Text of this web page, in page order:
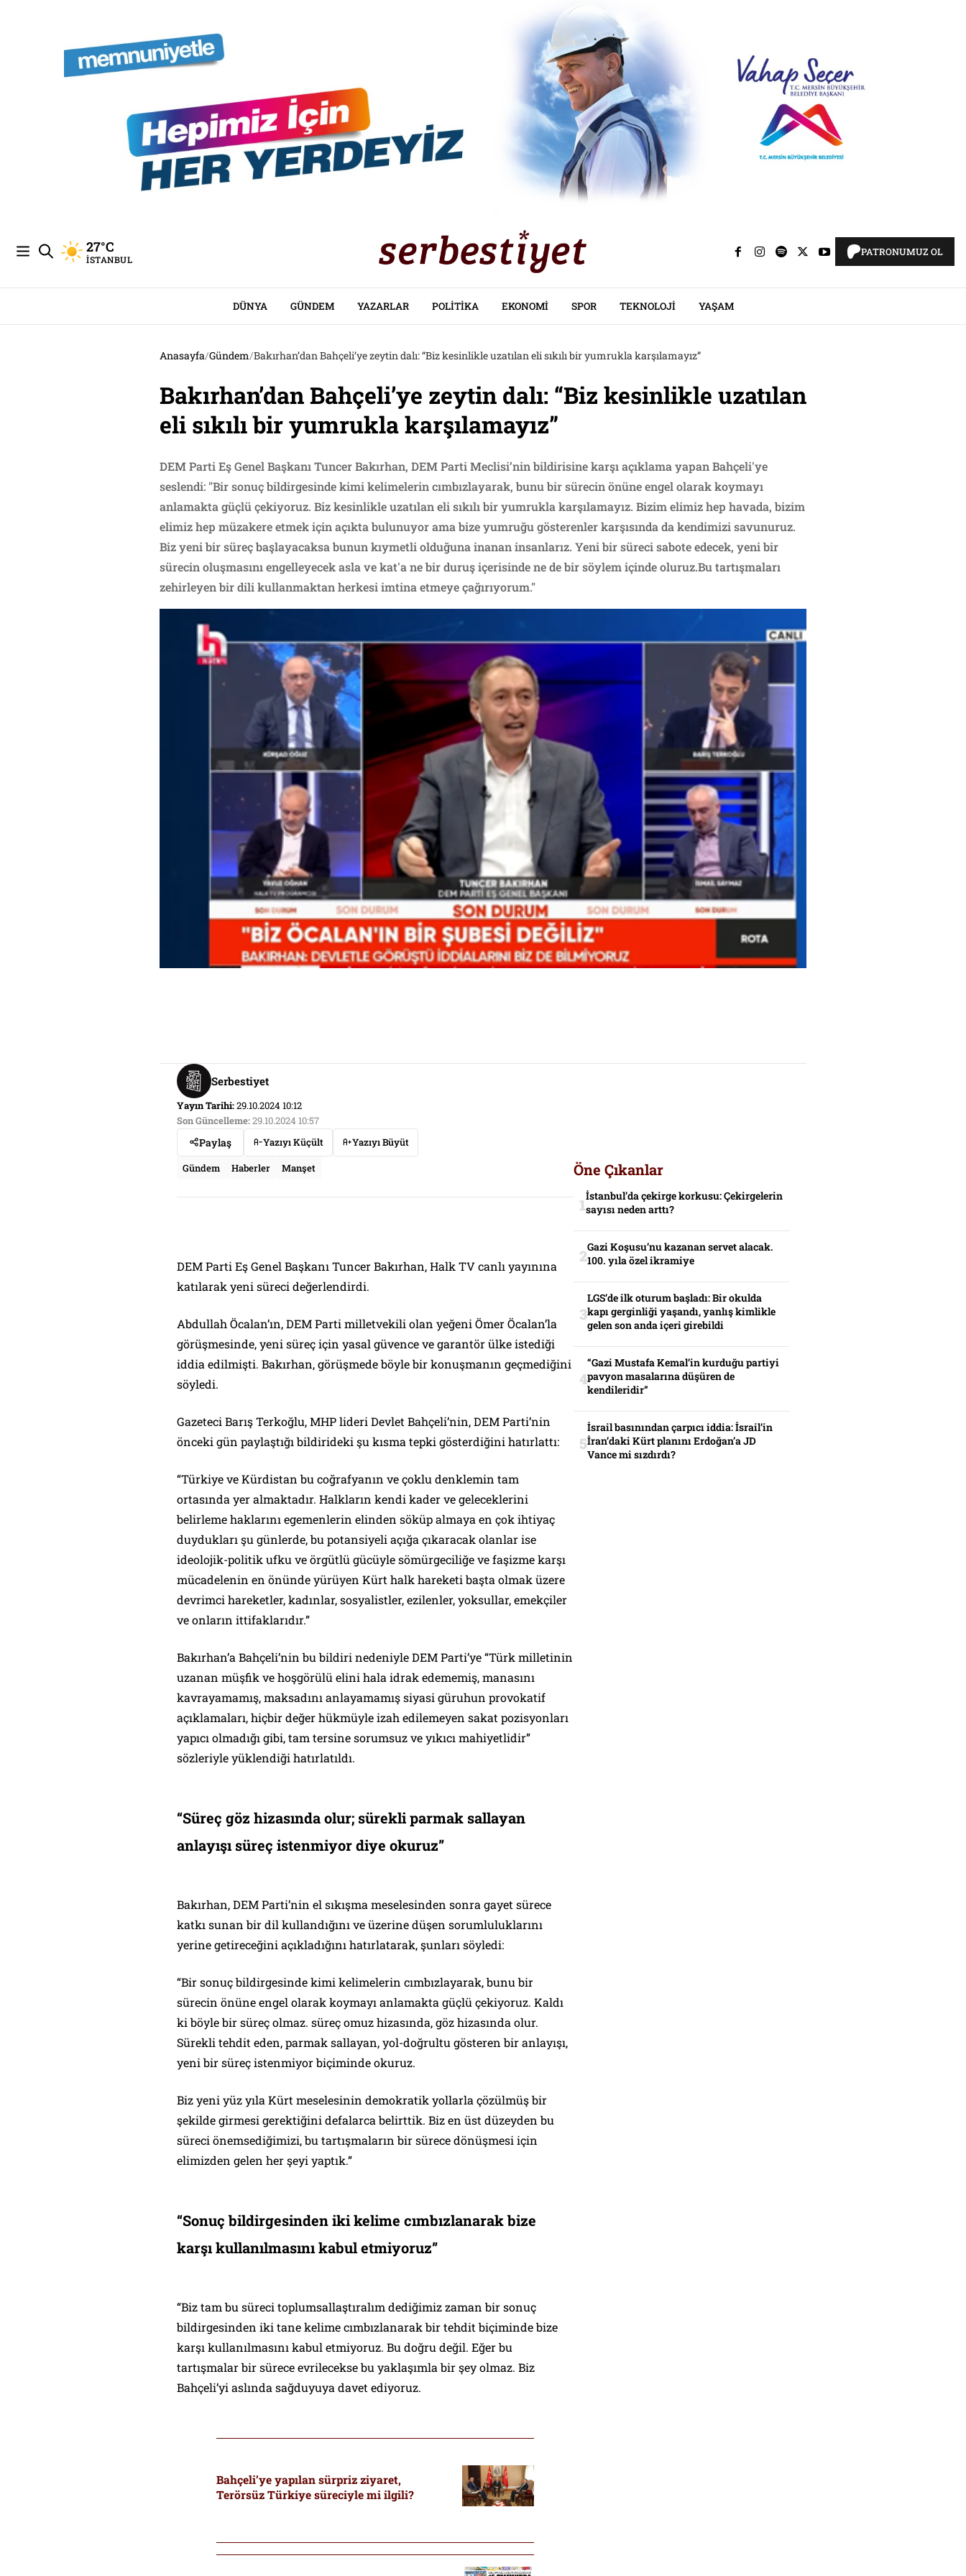
27°C
İSTANBUL
PATRONUMUZ OL
DÜNYA GÜNDEM YAZARLAR POLITIKA EKONOMI SPOR TEKNOLOJI YAŞAM
Anasayfa/Gündem/Bakırhan’dan Bahçeli’ye zeytin dalı: “Biz kesinlikle uzatılan eli sıkılı bir yumrukla karşılamayız”
Bakırhan’dan Bahçeli’ye zeytin dalı: “Biz kesinlikle uzatılan
eli sıkılı bir yumrukla karşılamayız”
DEM Parti Eş Genel Başkanı Tuncer Bakırhan, DEM Parti Meclisi’nin bildirisine karşı açıklama yapan Bahçeli'ye
seslendi: "Bir sonuç bildirgesinde kimi kelimelerin cımbızlayarak, bunu bir sürecin önüne engel olarak koymayı
anlamakta güçlü çekiyoruz. Biz kesinlikle uzatılan eli sıkılı bir yumrukla karşılamayız. Bizim elimiz hep havada, bizim
elimiz hep müzakere etmek için açıkta bulunuyor ama bize yumruğu gösterenler karşısında da kendimizi savunuruz.
Biz yeni bir süreç başlayacaksa bunun kıymetli olduğuna inanan insanlarız. Yeni bir süreci sabote edecek, yeni bir
sürecin oluşmasını engelleyecek asla ve kat'a ne bir duruş içerisinde ne de bir söylem içinde oluruz.Bu tartışmaları
zehirleyen bir dili kullanmaktan herkesi imtina etmeye çağırıyorum."
Serbestiyet
Yayın Tarihi:29.10.2024 10:12
Son Güncelleme:29.10.2024 10:57
Paylaş Yazıyı Küçült
Yazıyı Büyüt
Gündem
Haberler Manşet
DEM Parti Eş Genel Başkanı Tuncer Bakırhan, Halk TV canlı yayınına
katılarak yeni süreci değerlendirdi.
Abdullah Öcalan’ın, DEM Parti milletvekili olan yeğeni Ömer Öcalan’la
görüşmesinde, yeni süreç için yasal güvence ve garantör ülke istediği
iddia edilmişti. Bakırhan, görüşmede böyle bir konuşmanın geçmediğini
söyledi.
Gazeteci Barış Terkoğlu, MHP lideri Devlet Bahçeli’nin, DEM Parti’nin
önceki gün paylaştığı bildirideki şu kısma tepki gösterdiğini hatırlattı:
“Türkiye ve Kürdistan bu coğrafyanın ve çoklu denklemin tam
ortasında yer almaktadır. Halkların kendi kader ve geleceklerini
belirleme haklarını egemenlerin elinden söküp almaya en çok ihtiyaç
duydukları şu günlerde, bu potansiyeli açığa çıkaracak olanlar ise
ideolojik-politik ufku ve örgütlü gücüyle sömürgeciliğe ve faşizme karşı
mücadelenin en önünde yürüyen Kürt halk hareketi başta olmak üzere
devrimci hareketler, kadınlar, sosyalistler, ezilenler, yoksullar, emekçiler
ve onların ittifaklarıdır.”
Bakırhan’a Bahçeli’nin bu bildiri nedeniyle DEM Parti’ye “Türk milletinin
uzanan müşfik ve hoşgörülü elini hala idrak edememiş, manasını
kavrayamamış, maksadını anlayamamış siyasi güruhun provokatif
açıklamaları, hiçbir değer hükmüyle izah edilemeyen sakat pozisyonları
yapıcı olmadığı gibi, tam tersine sorumsuz ve yıkıcı mahiyetlidir”
sözleriyle yüklendiği hatırlatıldı.
“Süreç göz hizasında olur; sürekli parmak sallayan
anlayışı süreç istenmiyor diye okuruz”
Bakırhan, DEM Parti’nin el sıkışma meselesinden sonra gayet sürece
katkı sunan bir dil kullandığını ve üzerine düşen sorumluluklarını
yerine getireceğini açıkladığını hatırlatarak, şunları söyledi:
“Bir sonuç bildirgesinde kimi kelimelerin cımbızlayarak, bunu bir
sürecin önüne engel olarak koymayı anlamakta güçlü çekiyoruz. Kaldı
ki böyle bir süreç olmaz. süreç omuz hizasında, göz hizasında olur.
Sürekli tehdit eden, parmak sallayan, yol-doğrultu gösteren bir anlayışı,
yeni bir süreç istenmiyor biçiminde okuruz.
Biz yeni yüz yıla Kürt meselesinin demokratik yollarla çözülmüş bir
şekilde girmesi gerektiğini defalarca belirttik. Biz en üst düzeyden bu
süreci önemsediğimizi, bu tartışmaların bir sürece dönüşmesi için
elimizden gelen her şeyi yaptık.”
“Sonuç bildirgesinden iki kelime cımbızlanarak bize
karşı kullanılmasını kabul etmiyoruz”
“Biz tam bu süreci toplumsallaştıralım dediğimiz zaman bir sonuç
bildirgesinden iki tane kelime cımbızlanarak bir tehdit biçiminde bize
karşı kullanılmasını kabul etmiyoruz. Bu doğru değil. Eğer bu
tartışmalar bir sürece evrilecekse bu yaklaşımla bir şey olmaz. Biz
Bahçeli’yi aslında sağduyuya davet ediyoruz.
Bahçeli’ye yapılan sürpriz ziyaret,
Terörsüz Türkiye süreciyle mi ilgili?
Öne Çıkanlar
İstanbul’da çekirge korkusu: Çekirgelerin
sayısı neden arttı?
Gazi Koşusu’nu kazanan servet alacak.
100. yıla özel ikramiye
LGS’de ilk oturum başladı: Bir okulda
kapı gerginliği yaşandı, yanlış kimlikle
gelen son anda içeri girebildi
“Gazi Mustafa Kemal’in kurduğu partiyi
pavyon masalarına düşüren de
kendileridir”
İsrail basınından çarpıcı iddia: İsrail’in
İran’daki Kürt planını Erdoğan’a JD
Vance mi sızdırdı?